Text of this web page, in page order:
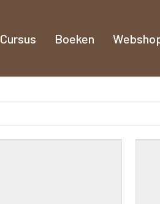
Cursus Boeken